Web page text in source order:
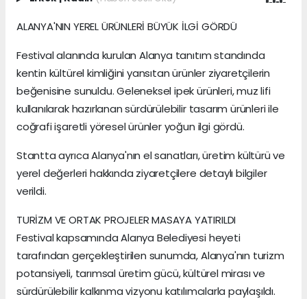
ALANYA'NIN YEREL ÜRÜNLERİ BÜYÜK İLGİ GÖRDÜ
Festival alanında kurulan Alanya tanıtım standında
kentin kültürel kimliğini yansıtan ürünler ziyaretçilerin
beğenisine sunuldu. Geleneksel ipek ürünleri, muz lifi
kullanılarak hazırlanan sürdürülebilir tasarım ürünleri ile
coğrafi işaretli yöresel ürünler yoğun ilgi gördü.
Stantta ayrıca Alanya'nın el sanatları, üretim kültürü ve
yerel değerleri hakkında ziyaretçilere detaylı bilgiler
verildi.
TURİZM VE ORTAK PROJELER MASAYA YATIRILDI
Festival kapsamında Alanya Belediyesi heyeti
tarafından gerçekleştirilen sunumda, Alanya'nın turizm
potansiyeli, tarımsal üretim gücü, kültürel mirası ve
sürdürülebilir kalkınma vizyonu katılımcılarla paylaşıldı.